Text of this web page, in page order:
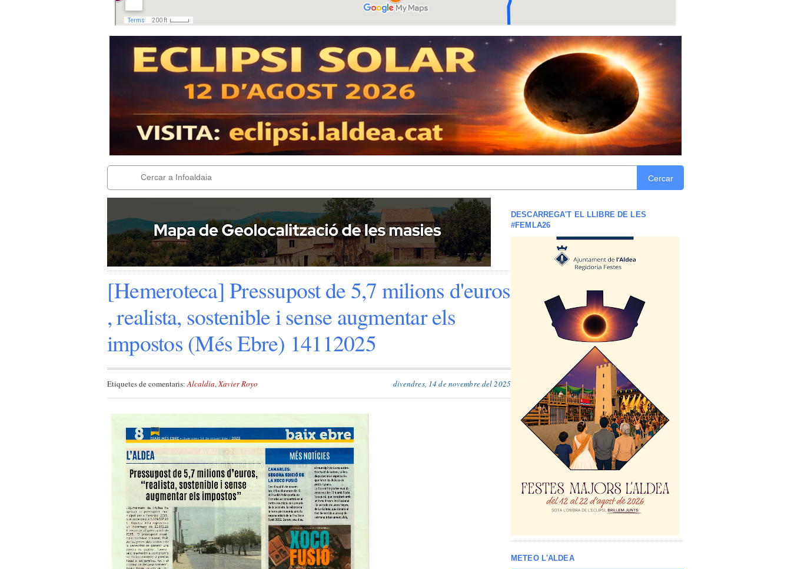
Cercar
[Hemeroteca] Pressupost de 5,7 milions d'euros
, realista, sostenible i sense augmentar els
impostos (Més Ebre) 14112025
divendres, 14 de novembre del 2025
Etiquetes de comentaris:Alcaldia,Xavier Royo
DESCARREGA'T EL LLIBRE DE LES
#FEMLA26
METEO L'ALDEA